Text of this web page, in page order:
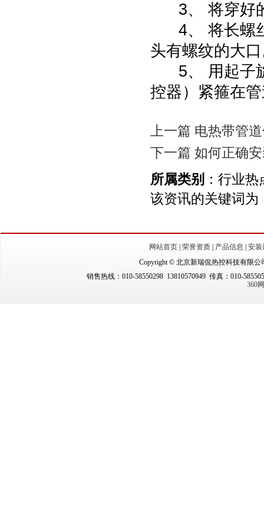
3、 将穿好
4、 将长螺丝
头有螺纹的大
5、 用起子旋
控器）紧箍在
上一篇 电热带管
下一篇 如何正确
所属类别 ：行业热
该资讯的关键词为
网站首页 荣誉资质 产品信息
安装
Copyright © 北京新瑞侃热控科技有限公
销售热线：010-58550298 13810570949 传真：010-
360